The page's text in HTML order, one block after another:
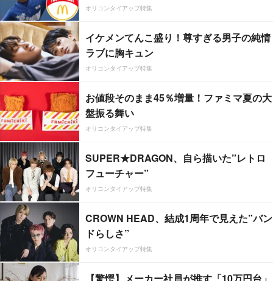
オリコンタイアップ特集
イケメンてんこ盛り！尊すぎる男子の純情
ラブに胸キュン
オリコンタイアップ特集
お値段そのまま45％増量！ファミマ夏の大
盤振る舞い
オリコンタイアップ特集
SUPER★DRAGON、自ら描いた”レトロ
フューチャー”
オリコンタイアップ特集
CROWN HEAD、結成1周年で見えた”バン
ドらしさ”
オリコンタイアップ特集
【驚愕】メーカー社員が推す「10万円台」